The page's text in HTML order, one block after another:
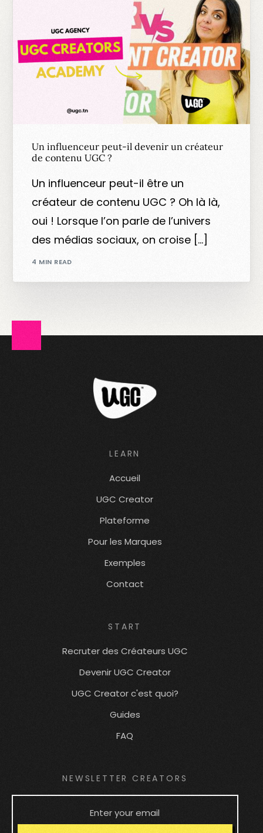
Un influenceur peut-il devenir un créateur
de contenu UGC ?
Un influenceur peut-il être un
créateur de contenu UGC ? Oh là là,
oui ! Lorsque l’on parle de l’univers
des médias sociaux, on croise […]
4 MIN READ
LEARN
Accueil
UGC Creator
Plateforme
Pour les Marques
Exemples
Contact
START
Recruter des Créateurs UGC
Devenir UGC Creator
UGC Creator c'est quoi?
Guides
FAQ
NEWSLETTER CREATORS